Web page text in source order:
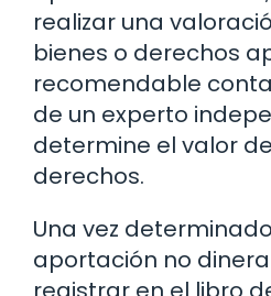
realizar una
bienes o derechos
recomendable
de un experto
determine el valor
derechos.
Una vez
aportación no